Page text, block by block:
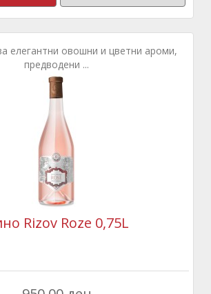
елегантни овошни и цветни ароми,
предводени ...
Rizov Roze 0,75L